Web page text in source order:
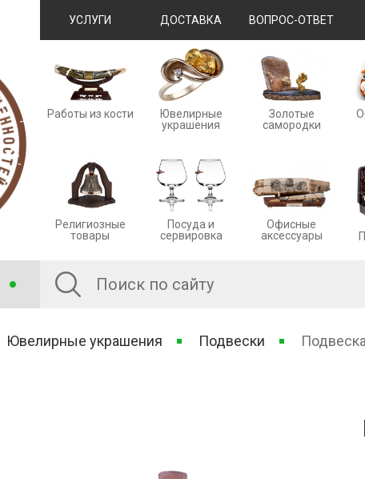
УСЛУГИ ДОСТАВКА ВОПРОС-ОТВЕТ
Работы из кости
Ювелирные
украшения
Золотые
cамородки
Религиозные
товары
Посуда и
сервировка
Офисные
аксессуары
Ювелирные украшения Подвески